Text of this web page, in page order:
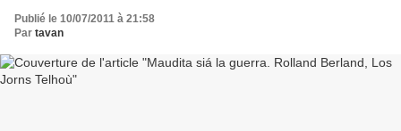
Publié le 10/07/2011 à 21:58
Par tavan